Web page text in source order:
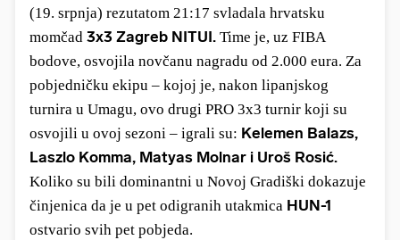
(19. srpnja) rezutatom 21:17 svladala hrvatsku
momčad 3x3 Zagreb NITUI. Time je, uz FIBA
bodove, osvojila novčanu nagradu od 2.000 eura. Za
pobjedničku ekipu – kojoj je, nakon lipanjskog
turnira u Umagu, ovo drugi PRO 3x3 turnir koji su
osvojili u ovoj sezoni – igrali su: Kelemen Balazs,
Laszlo Komma, Matyas Molnar i Uroš Rosić.
Koliko su bili dominantni u Novoj Gradiški dokazuje
činjenica da je u pet odigranih utakmica HUN-1
ostvario svih pet pobjeda.